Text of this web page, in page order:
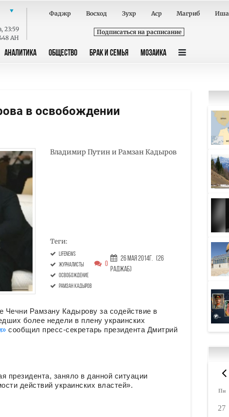
, 23:59
AH
Фаджр Восход Зухр Аср Магриб Иша
Подписаться на расписание
АНАЛИТИКА ОБЩЕСТВО БРАК И СЕМЬЯ МОЗАИКА
в освобождении
Владимир Путин и Рамзан Кадыров
Теги:
LifeNews
журналисты
освобождение
Рамзан Кадыров
0
26 Мая 2014г. (26
Раджаб)
Чечни Рамзану Кадырову за содействие в
более недели в плену украинских
сообщил пресс-секретарь президента Дмитрий
президента, заняло в данной ситуации
действий украинских властей».
Пн
27